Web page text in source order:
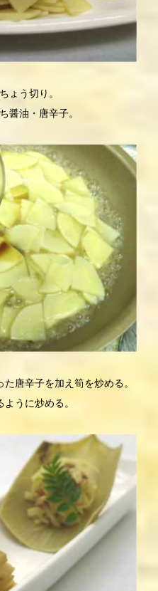
ょう切り。
醤油・唐辛子。
唐辛子を加え筍を炒める。
うに炒める。